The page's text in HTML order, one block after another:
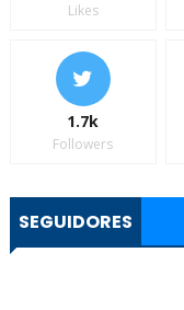
Likes
1.7k
Followers
SEGUIDORES